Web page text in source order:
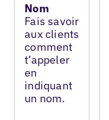
Nom
Fais savoir
aux clients
comment
t’appeler
en
indiquant
un nom.